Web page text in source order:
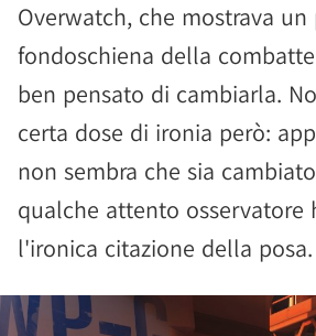
Overwatch, che mostrava
fondoschiena della
ben pensato di cambiarla.
certa dose di ironia però:
non sembra che sia
qualche attento osservatore
l'ironica citazione della posa.